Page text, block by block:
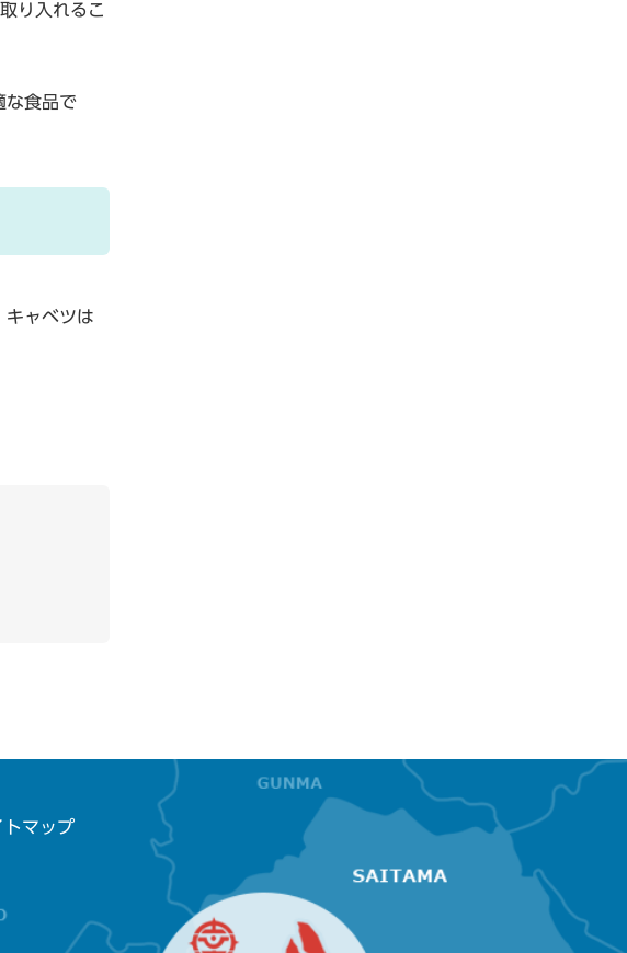
り入れるこ
な食品で
キャベツは
トマップ